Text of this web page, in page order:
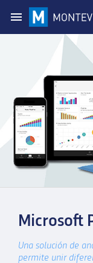
Microsoft
Una solución de
permite unir